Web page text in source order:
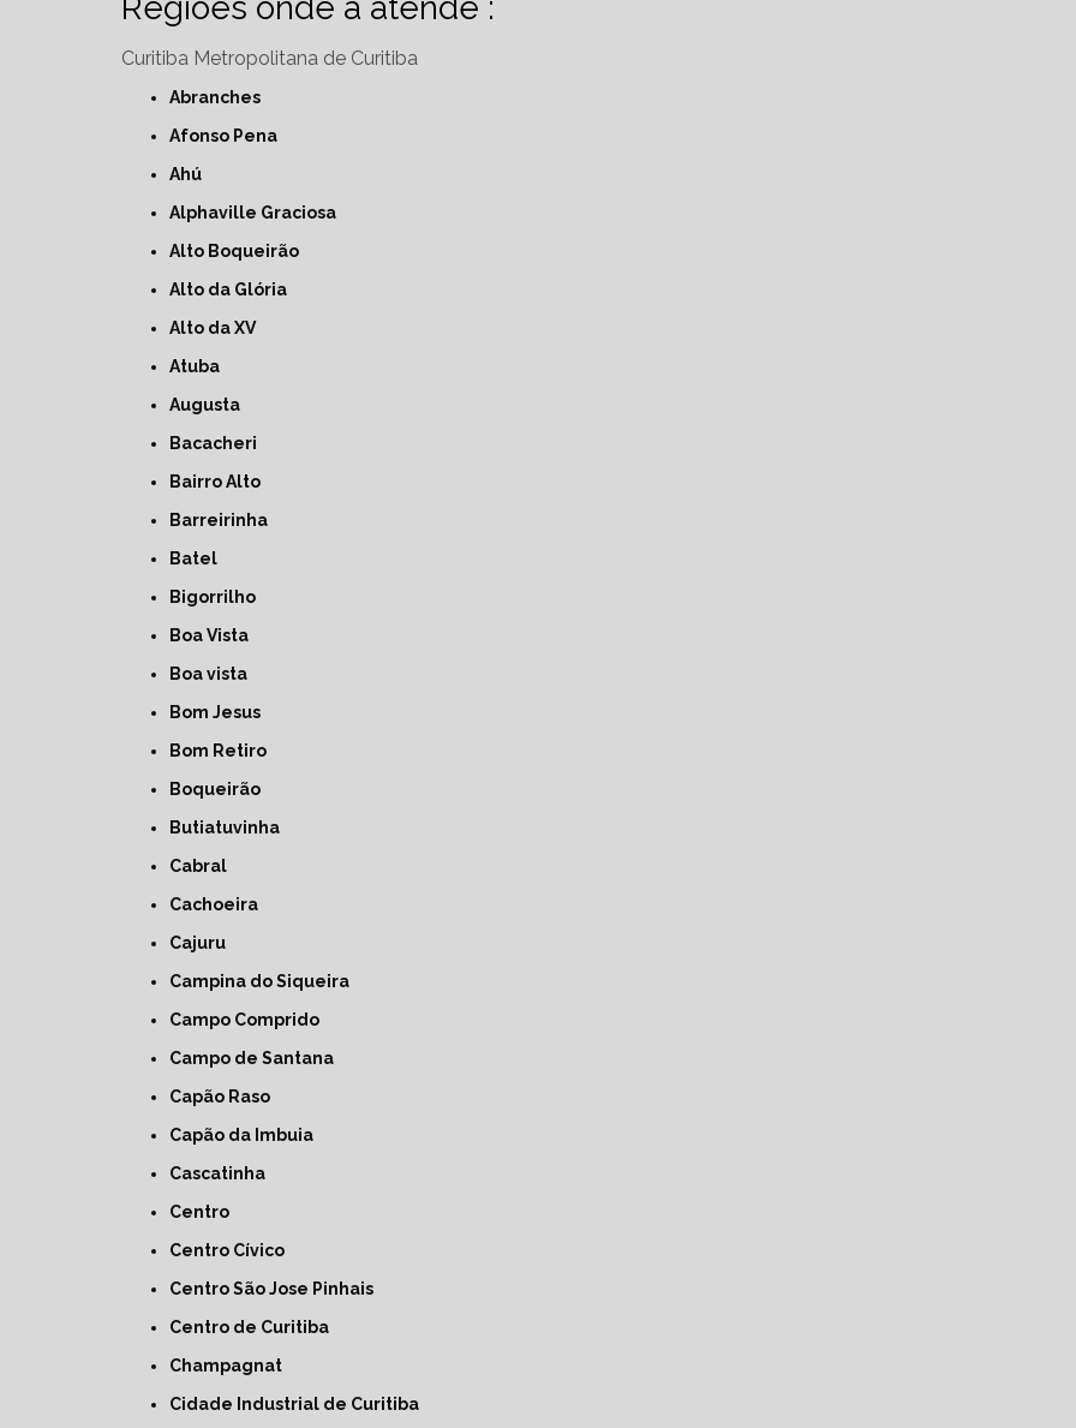
Curitiba Metropolitana de Curitiba
Abranches
Afonso Pena
Ahú
Alphaville Graciosa
Alto Boqueirão
Alto da Glória
Alto da XV
Atuba
Augusta
Bacacheri
Bairro Alto
Barreirinha
Batel
Bigorrilho
Boa Vista
Boa vista
Bom Jesus
Bom Retiro
Boqueirão
Butiatuvinha
Cabral
Cachoeira
Cajuru
Campina do Siqueira
Campo Comprido
Campo de Santana
Capão Raso
Capão da Imbuia
Cascatinha
Centro
Centro Cívico
Centro São Jose Pinhais
Centro de Curitiba
Champagnat
Cidade Industrial de Curitiba